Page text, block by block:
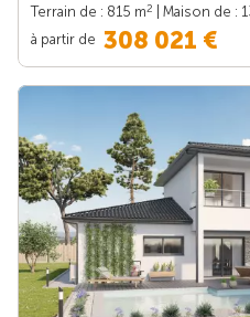
Terrain de : 815 m2 | Maison de :
à partir de 308 021 €